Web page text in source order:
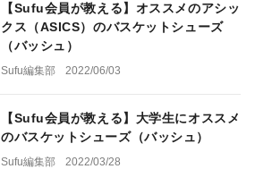
【Sufu会員が教える】オススメのアシッ
クス（ASICS）のバスケットシューズ
（バッシュ）
Sufu編集部 2022/06/03
【Sufu会員が教える】大学生にオススメ
のバスケットシューズ（バッシュ）
Sufu編集部 2022/03/28